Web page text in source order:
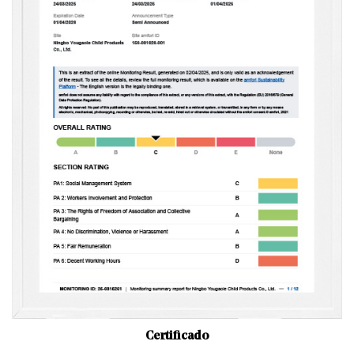
Certificado